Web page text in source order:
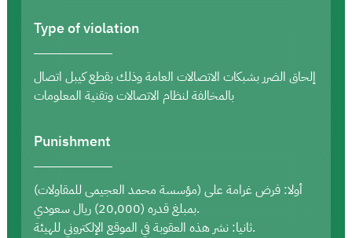
Type of violation
إلحاق الضرر بشبكات الاتصالات العامة وذلك بقطع كيبل اتصال
بالمخالفة لنظام الاتصالات وتقنية المعلومات
Punishment
أولا: فرض غرامة على (مؤسسة محمد العجيمى للمقاولات)
بمبلغ قدره (20,000) ريال سعودي.
ثانيا: نشر هذه العقوبة في الموقع الإلكتروني للهيئة.